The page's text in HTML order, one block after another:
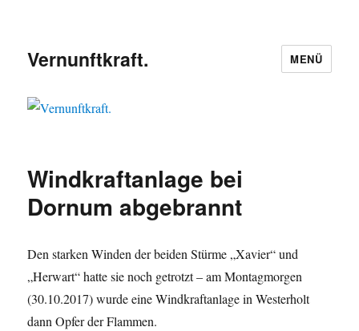
Vernunftkraft. MENÜ
Windkraftanlage bei
Dornum abgebrannt
Den starken Winden der beiden Stürme „Xavier“ und
„Herwart“ hatte sie noch getrotzt – am Montagmorgen
(30.10.2017) wurde eine Windkraftanlage in Westerholt
dann Opfer der Flammen.